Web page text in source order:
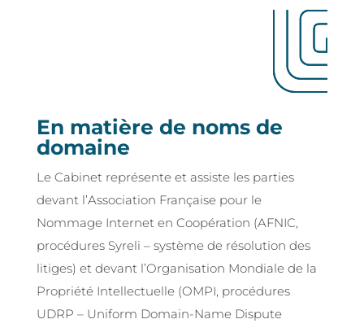
En matière de noms de
domaine
Le Cabinet représente et assiste les parties
devant l’Association Française pour le
Nommage Internet en Coopération (AFNIC,
procédures Syreli – système de résolution des
litiges) et devant l’Organisation Mondiale de la
Propriété Intellectuelle (OMPI, procédures
UDRP – Uniform Domain-Name Dispute